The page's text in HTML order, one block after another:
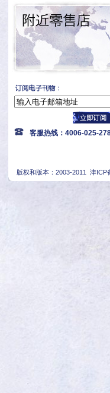
客服热线：4006-025-
版权和版本：2003-2011 津ICP